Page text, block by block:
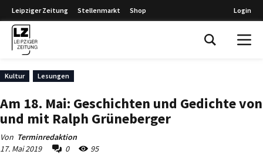
Leipziger Zeitung Stellenmarkt Shop Login
Kultur Lesungen
Am 18. Mai: Geschichten und Gedichte von
und mit Ralph Grüneberger
Von Terminredaktion
17. Mai 2019
0 95